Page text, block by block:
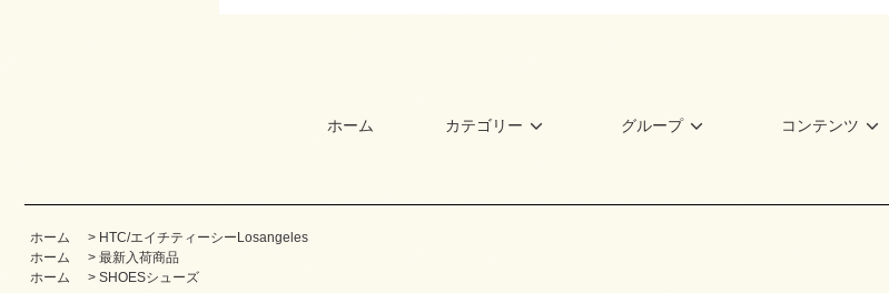
ホーム カテゴリー グループ コンテンツ
ホーム > HTC/エイチティーシーLosangeles
ホーム
> 最新入荷商品
ホーム
> SHOESシューズ